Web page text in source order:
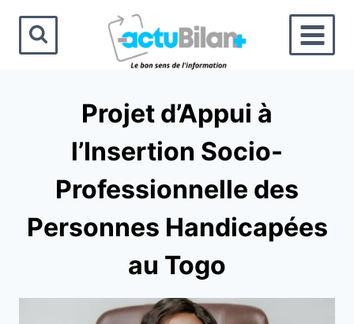
contenu
Projet d’Appui à
l’Insertion Socio-
Professionnelle des
Personnes Handicapées
au Togo